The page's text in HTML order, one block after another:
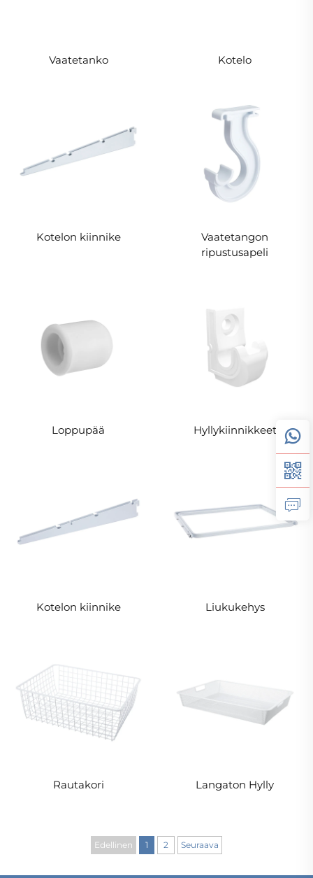
Vaatetanko Kotelo
Kotelon kiinnike
Vaatetangon
ripustusapeli
Loppupää Hyllykiinnikkeet
Kotelon kiinnike Liukukehys
Rautakori Langaton Hylly
Edellinen 1 2 Seuraava